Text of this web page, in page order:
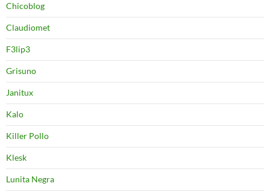
Chicoblog
Claudiomet
F3lip3
Grisuno
Janitux
Kalo
Killer Pollo
Klesk
Lunita Negra